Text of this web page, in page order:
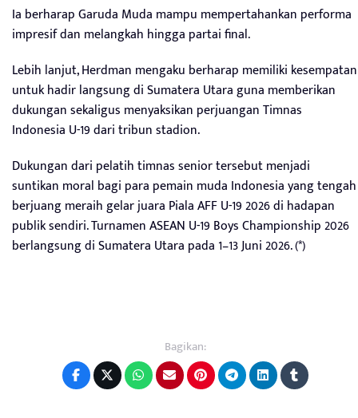
Ia berharap Garuda Muda mampu mempertahankan performa
impresif dan melangkah hingga partai final.
Lebih lanjut, Herdman mengaku berharap memiliki kesempatan
untuk hadir langsung di Sumatera Utara guna memberikan
dukungan sekaligus menyaksikan perjuangan Timnas
Indonesia U-19 dari tribun stadion.
Dukungan dari pelatih timnas senior tersebut menjadi
suntikan moral bagi para pemain muda Indonesia yang tengah
berjuang meraih gelar juara Piala AFF U-19 2026 di hadapan
publik sendiri. Turnamen ASEAN U-19 Boys Championship 2026
berlangsung di Sumatera Utara pada 1–13 Juni 2026. (*)
Bagikan: